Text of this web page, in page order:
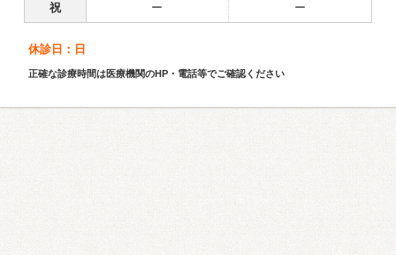
祝 ー ー
休診日：日
正確な診療時間は医療機関のHP・電話等でご確認ください